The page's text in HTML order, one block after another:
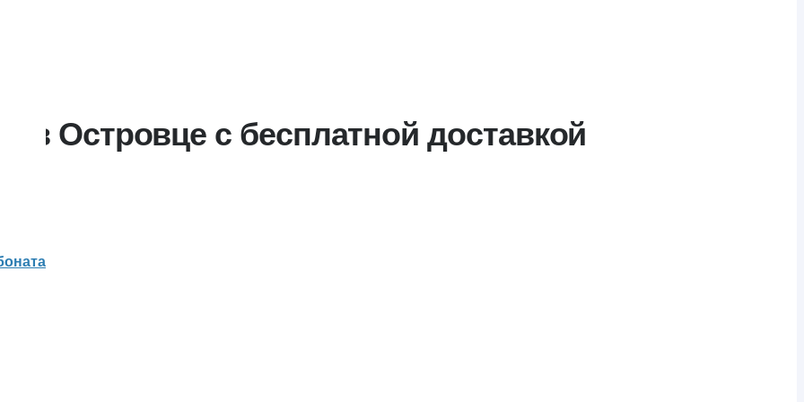
в Островце с бесплатной доставкой
распродажа недорогих теплиц со скидкой» от белорусского производителя «Минский завод теплиц» и